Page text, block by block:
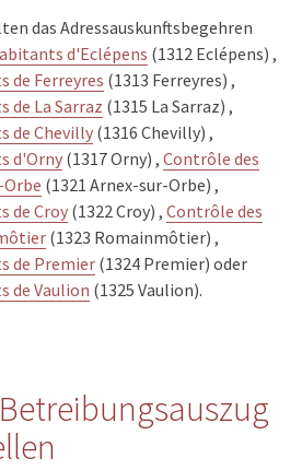
das Adressauskunftsbegehren
d'Eclépens (1312 Eclépens) ,
de Ferreyres (1313 Ferreyres) ,
de La Sarraz (1315 La Sarraz) ,
de Chevilly (1316 Chevilly) ,
d'Orny (1317 Orny) ,Contrôle des
(1321 Arnex-sur-Orbe) ,
de Croy (1322 Croy) ,Contrôle des
(1323 Romainmôtier) ,
de Premier (1324 Premier) oder
de Vaulion (1325 Vaulion).